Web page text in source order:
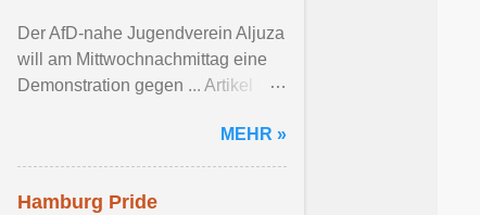
Der AfD-nahe Jugendverein Aljuza
will am Mittwochnachmittag eine
Demonstration gegen ... Artikel
MEHR »
Hamburg Pride